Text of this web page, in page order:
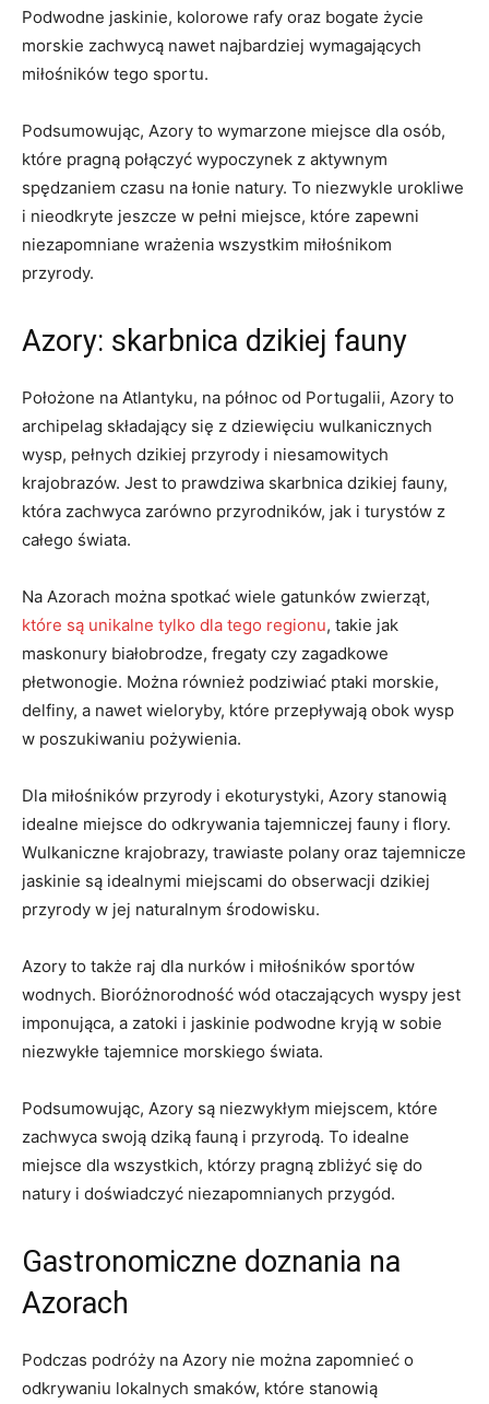
Podwodne jaskinie, kolorowe rafy oraz bogate życie
morskie zachwycą nawet najbardziej wymagających
miłośników tego sportu.
Podsumowując, Azory to wymarzone miejsce dla osób,
które pragną połączyć wypoczynek z aktywnym
spędzaniem czasu na łonie natury. To niezwykle urokliwe
i nieodkryte jeszcze w pełni miejsce, które zapewni
niezapomniane wrażenia wszystkim miłośnikom
przyrody.
Azory: skarbnica dzikiej fauny
Położone na Atlantyku, na północ od Portugalii, Azory to
archipelag składający się z dziewięciu wulkanicznych
wysp, pełnych dzikiej przyrody i niesamowitych
krajobrazów. Jest to prawdziwa skarbnica dzikiej fauny,
która zachwyca zarówno przyrodników, jak i turystów z
całego świata.
Na Azorach można spotkać wiele gatunków zwierząt,
które są unikalne tylko dla tego regionu, takie jak
maskonury białobrodze, fregaty czy zagadkowe
płetwonogie. Można również podziwiać ptaki morskie,
delfiny, a nawet wieloryby, które przepływają obok wysp
w poszukiwaniu pożywienia.
Dla miłośników przyrody i ekoturystyki, Azory stanowią
idealne miejsce do odkrywania tajemniczej fauny i flory.
Wulkaniczne krajobrazy, trawiaste polany oraz tajemnicze
jaskinie są idealnymi miejscami do obserwacji dzikiej
przyrody w jej naturalnym środowisku.
Azory to także raj dla nurków i miłośników sportów
wodnych. Bioróżnorodność wód otaczających wyspy jest
imponująca, a zatoki i jaskinie podwodne kryją w sobie
niezwykłe tajemnice morskiego świata.
Podsumowując, Azory są niezwykłym miejscem, które
zachwyca swoją dziką fauną i przyrodą. To idealne
miejsce dla wszystkich, którzy pragną zbliżyć się do
natury i doświadczyć niezapomnianych przygód.
Gastronomiczne doznania na
Azorach
Podczas podróży na Azory nie można zapomnieć o
odkrywaniu lokalnych smaków, które stanowią